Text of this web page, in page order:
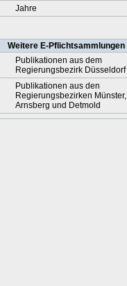
Jahre
Weitere E-Pflichtsammlungen
Publikationen aus dem
Regierungsbezirk Düsseldorf
Publikationen aus den
Regierungsbezirken Münster,
Arnsberg und Detmold